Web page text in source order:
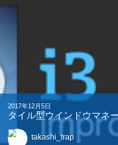
2017年12月5日
タイル型ウインドウマネ
takashi_trap